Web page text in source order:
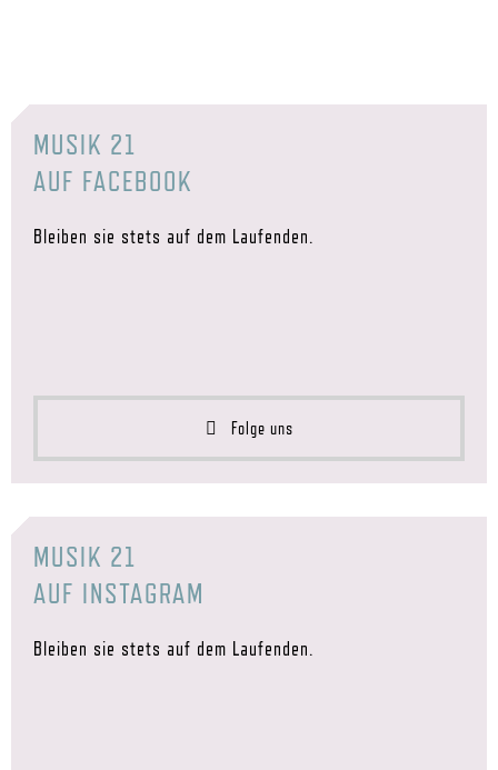
MUSIK 21
AUF FACEBOOK
Bleiben sie stets auf dem Laufenden.
Folge uns
MUSIK 21
AUF INSTAGRAM
Bleiben sie stets auf dem Laufenden.